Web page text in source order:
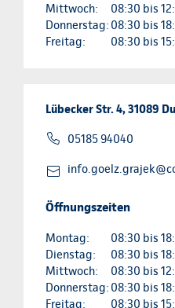
Mittwoch:
08:30 bis
Donnerstag: 08:30 bis
Freitag:
08:30 bis
Lübecker Str. 4, 31089
05185 94040
Öffnungszeiten
Montag:
08:30 bis
Dienstag:
08:30 bis
Mittwoch:
08:30 bis
Donnerstag: 08:30 bis
Freitag:
08:30 bis